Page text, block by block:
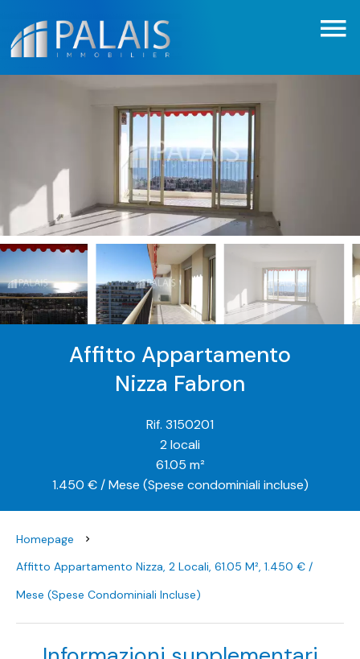
Affitto Appartamento
Nizza Fabron
Rif. 3150201
2 locali
61.05 m²
1.450 € / Mese (Spese condominiali incluse)
Homepage
Affitto Appartamento Nizza, 2 Locali, 61.05 M², 1.450 € /
Mese (Spese Condominiali Incluse)